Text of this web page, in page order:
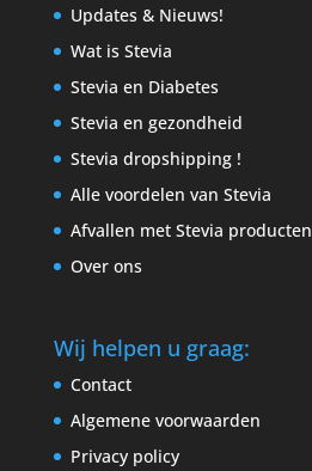
Updates & Nieuws!
Wat is Stevia
Stevia en Diabetes
Stevia en gezondheid
Stevia dropshipping !
Alle voordelen van Stevia
Afvallen met Stevia producten
Over ons
Wij helpen u graag:
Contact
Algemene voorwaarden
Privacy policy